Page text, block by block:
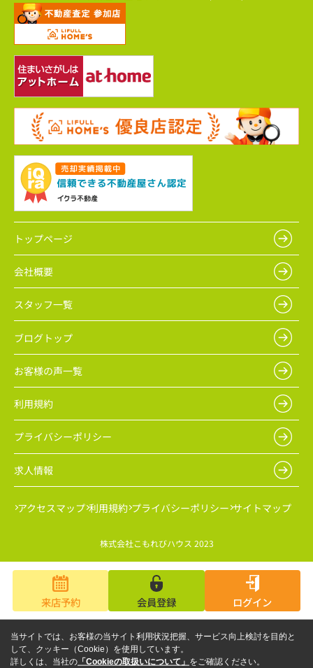
トップページ
会社概要
スタッフ一覧
ブログトップ
お客様の声一覧
利用規約
プライバシーポリシー
求人情報
アクセスマップ 利用規約 プライバシーポリシー サイトマップ
株式会社こもれびハウス 2023
来店予約 会員登録 ログイン
当サイトでは、お客様の当サイト利用状況把握、サービス向上検討を目的と
して、クッキー（Cookie）を使用しています。
詳しくは、当社の 「Cookieの取扱いについて」 をご確認ください。